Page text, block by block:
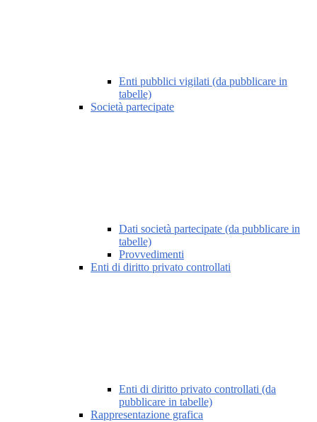
Enti pubblici vigilati (da pubblicare in
tabelle)
Società partecipate
Dati società partecipate (da pubblicare in
tabelle)
Provvedimenti
Enti di diritto privato controllati
Enti di diritto privato controllati (da
pubblicare in tabelle)
Rappresentazione grafica